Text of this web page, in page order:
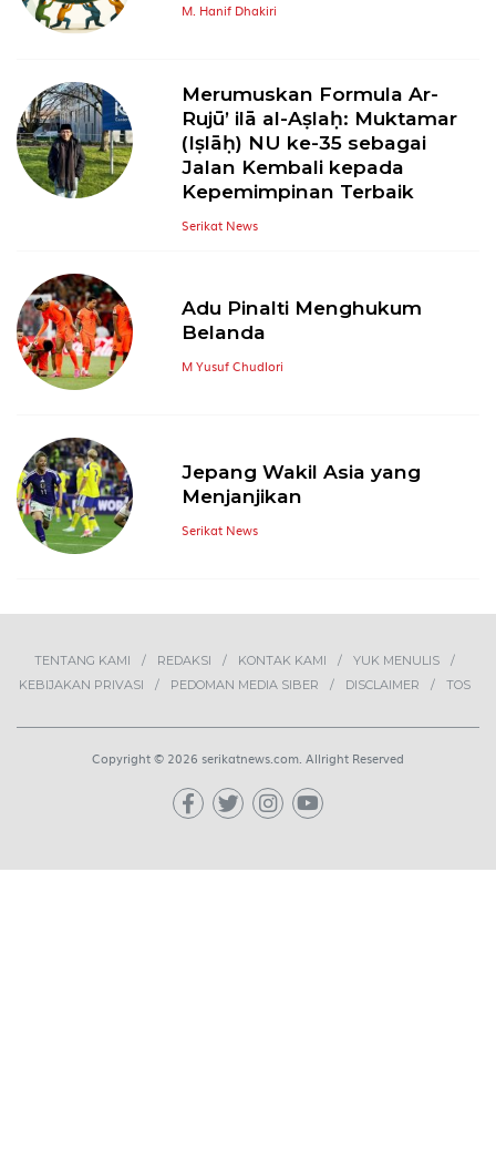
M. Hanif Dhakiri
Merumuskan Formula Ar-
Rujū’ ilā al-Aṣlaḥ: Muktamar
(Iṣlāḥ) NU ke-35 sebagai
Jalan Kembali kepada
Kepemimpinan Terbaik
Serikat News
Adu Pinalti Menghukum
Belanda
M Yusuf Chudlori
Jepang Wakil Asia yang
Menjanjikan
Serikat News
TENTANG KAMI REDAKSI KONTAK KAMI
YUK MENULIS
KEBIJAKAN PRIVASI
PEDOMAN MEDIA SIBER DISCLAIMER TOS
Copyright © 2026 serikatnews.com. Allright Reserved